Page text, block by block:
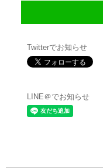
Twitterでお知らせ
LINE＠でお知らせ